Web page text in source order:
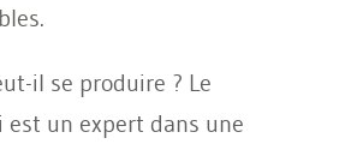
il se produire ? Le
un expert dans une